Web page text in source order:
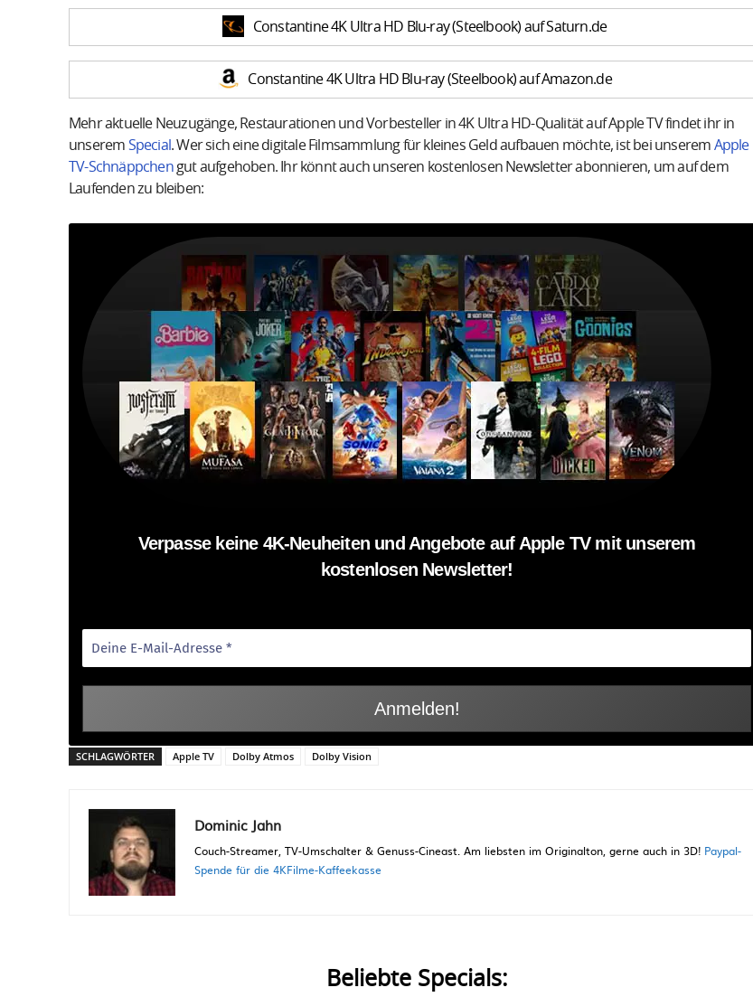
Constantine 4K Ultra HD Blu-ray (Steelbook) auf Saturn.de
Constantine 4K Ultra HD Blu-ray (Steelbook) auf Amazon.de
Mehr aktuelle Neuzugänge, Restaurationen und Vorbesteller in 4K Ultra HD-Qualität auf Apple TV findet ihr in
unserem Special . Wer sich eine digitale Filmsammlung für kleines Geld aufbauen möchte, ist bei unserem Apple
TV-Schnäppchengut aufgehoben. Ihr könnt auch unseren kostenlosen Newsletter abonnieren, um auf dem
Laufenden zu bleiben:
Verpasse keine 4K-Neuheiten und Angebote auf Apple TV mit unserem
kostenlosen Newsletter!
SCHLAGWÖRTER Apple TV Dolby Atmos Dolby Vision
Dominic Jahn
Couch-Streamer, TV-Umschalter & Genuss-Cineast. Am liebsten im Originalton, gerne auch in 3D! Paypal-
Spende für die 4KFilme-Kaffeekasse
Beliebte Specials: